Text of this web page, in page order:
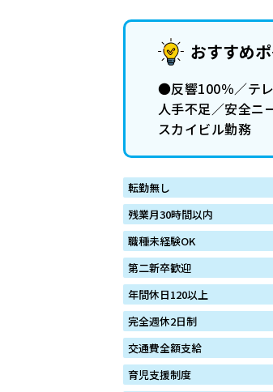
おすすめ
●反響100％／テ
人手不足／安全
スカイビル勤務
転勤無し
残業月30時間以内
職種未経験OK
第二新卒歓迎
年間休日120以上
完全週休2日制
交通費全額支給
育児支援制度